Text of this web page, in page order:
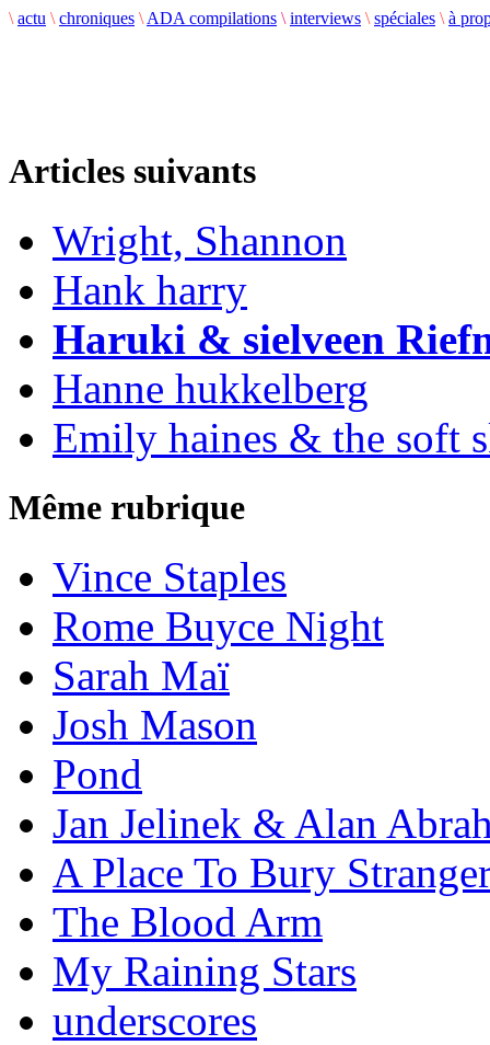
\ actu \ chroniques \ ADA compilations \ interviews \ spéciales \ à
Articles suivants
Wright, Shannon
Hank harry
Haruki & sielveen
Hanne hukkelberg
Emily haines & the soft
Même rubrique
Vince Staples
Rome Buyce Night
Sarah Maï
Josh Mason
Pond
Jan Jelinek & Alan
A Place To Bury
The Blood Arm
My Raining Stars
underscores